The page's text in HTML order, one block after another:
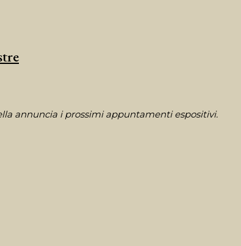
annuncia i prossimi appuntamenti espositivi.